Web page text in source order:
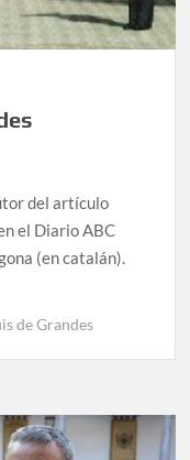
del artículo
el Diario ABC
(en catalán).
de Grandes